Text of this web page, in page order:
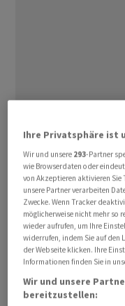
Unter dem Strich
Euro und damit
wie der
Direktbank am
Analysten hatten mit
gerechnet.
Geldhaus damit auf
Ihre Privatsphäre ist
Wir und unsere 293-Partner
wie Browserdaten oder
von Akzeptieren aktivieren Sie
unsere Partner verarbeiten
Zwecke. Wenn Tracker
möglicherweise nicht mehr so
wieder aufrufen, um Ihre
widerrufen, indem Sie auf den
der Webseite klicken. Ihre
Informationen finden Sie in
Wir und unsere
bereitzustellen: